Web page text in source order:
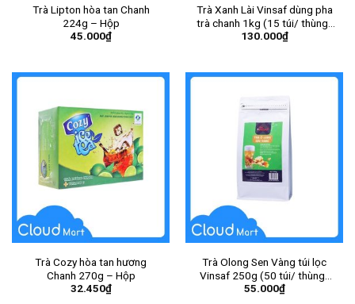
Trà Lipton hòa tan Chanh
224g – Hộp
45.000₫
Trà Xanh Lài Vinsaf dùng pha
trà chanh 1kg (15 túi/ thùng)
– Gói
130.000₫
Trà Cozy hòa tan hương
Chanh 270g – Hộp
32.450₫
Trà Olong Sen Vàng túi lọc
Vinsaf 250g (50 túi/ thùng)
(Gói) – Gói
55.000₫